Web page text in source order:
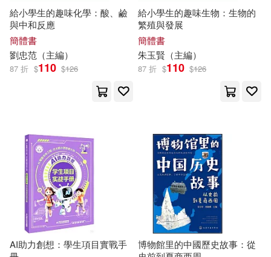
絢前ゆうた(30)
陳青，王福生（主編）(29)
李永新（主編）(27)
爾悅（主編）(27)
劉弢（主編）(26) 佐島勤(25)
北京大學醫學出版社(233)
華語教學出版社(232)
北京大學出版社(225)
華東理工大學出版社(215)
中國環境科學出版社(203)
武漢大學出版社(201)
給小學生的趣味化學：酸、鹼
與中和反應
簡體書
劉忠范（主編）
87 折 $110 $126
給小學生的趣味生物：生物的
繁殖與發展
簡體書
朱玉賢（主編）
87 折 $110 $126
AI助力創想：學生項目實戰手
博物館里的中國歷史故事：從